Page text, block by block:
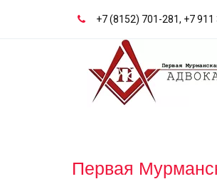
+7 (8152) 701-281, +7 911
Первая